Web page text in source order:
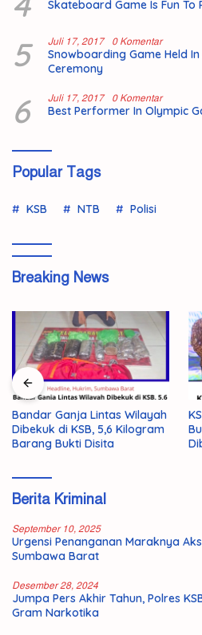
Skateboard Game Is Fun To
5 Juli 17, 2017 0 Komentar
Snowboarding Game Held
Ceremony
6 Juli 17, 2017 0 Komentar
Best Performer In Olympic
Popular Tags
KSB NTB Polisi
Breaking News
Bandar Ganja Lintas Wilayah
Dibekuk di KSB, 5,6 Kilogram
Barang Bukti Disita
Berita Kriminal
September 10, 2025
Urgensi Penanganan Maraknya
Sumbawa Barat
Desember 28, 2024
Jumpa Pers Akhir Tahun, Polres
Gram Narkotika